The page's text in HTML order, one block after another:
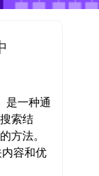
是一种通
索结
方法。
容和优